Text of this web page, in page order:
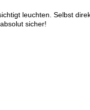
leuchten. Selbst
sicher!